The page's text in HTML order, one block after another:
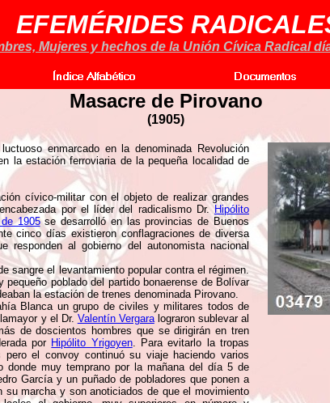
EFEMÉRIDES
Mujeres y hechos de la Unión Cívica Radical
Masacre de Pirovano
(1905)
enmarcado en la denominada Revolución
la estación ferroviaria de la pequeña localidad de
cívico-militar con el objeto de realizar grandes
por el líder del radicalismo Dr.Hipólito
1905se desarrolló en las provincias de Buenos
cinco días existieron conflagraciones de diversa
responden al gobierno del autonomista nacional
sangre el levantamiento popular contra el régimen.
pequeño poblado del partido bonaerense de Bolívar
la estación de trenes denominada Pirovano.
Blanca un grupo de civiles y militares todos de
y el Dr. Valentín Vergaralograron sublevar al
de doscientos hombres que se dirigirán en tren
por Hipólito Yrigoyen. Para evitarlo la tropas
el convoy continuó su viaje haciendo varios
muy temprano por la mañana del día 5 de
García y un puñado de pobladores que ponen a
marcha y son anoticiados de que el movimiento